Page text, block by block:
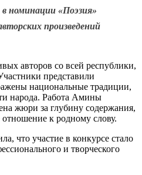
номинации «Поэзия»
произведений
авторов со всей республики,
представили
национальные традиции,
народа. Работа Амины
жюри за глубину содержания,
к родному слову.
что участие в конкурсе стало
и творческого